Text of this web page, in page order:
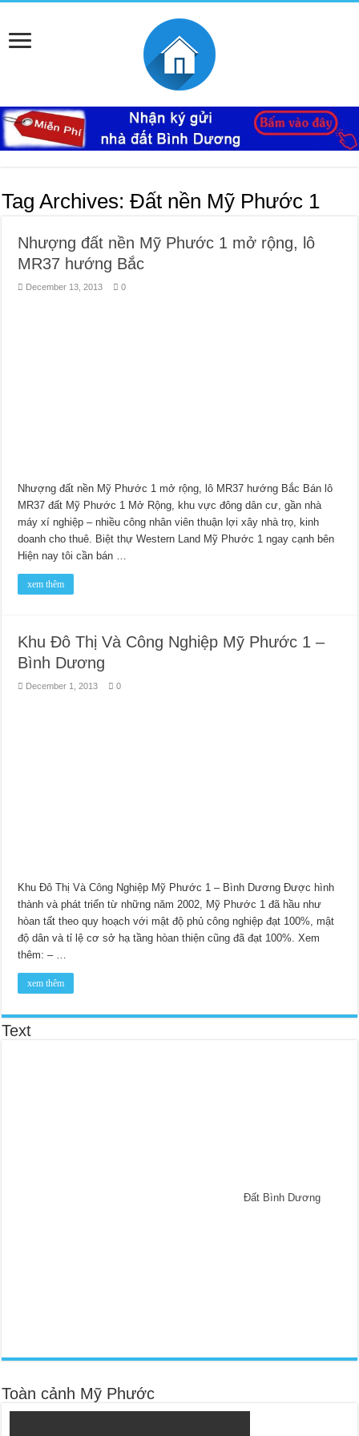
Tag Archives:Đất nền Mỹ Phước 1
Nhượng đất nền Mỹ Phước 1 mở rộng, lô
MR37 hướng Bắc
December 13, 2013 0
Nhượng đất nền Mỹ Phước 1 mở rộng, lô MR37 hướng Bắc Bán lô
MR37 đất Mỹ Phước 1 Mở Rộng, khu vực đông dân cư, gần nhà
máy xí nghiệp – nhiều công nhân viên thuận lợi xây nhà trọ, kinh
doanh cho thuê. Biệt thự Western Land Mỹ Phước 1 ngay cạnh bên
Hiện nay tôi cần bán …
xem thêm
Khu Đô Thị Và Công Nghiệp Mỹ Phước 1 –
Bình Dương
December 1, 2013 0
Khu Đô Thị Và Công Nghiệp Mỹ Phước 1 – Bình Dương Được hình
thành và phát triển từ những năm 2002, Mỹ Phước 1 đã hầu như
hòan tất theo quy hoạch với mật độ phủ công nghiệp đạt 100%, mật
độ dân và tỉ lệ cơ sở hạ tầng hòan thiện cũng đã đạt 100%. Xem
thêm: – …
xem thêm
Text
Đất Bình Dương
Toàn cảnh Mỹ Phước